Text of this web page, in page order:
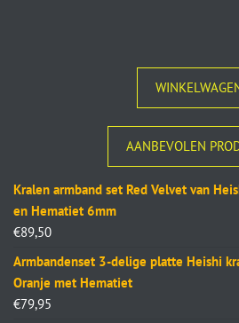
AANBEVOLEN
Kralen armband set Red Velvet van
en Hematiet 6mm
€89,50
Armbandenset 3-delige platte Heishi
Oranje met Hematiet
€79,95